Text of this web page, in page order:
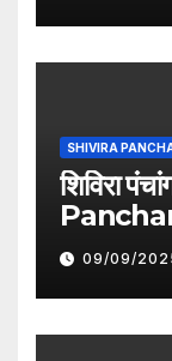
SHIVIRA
शिविरा
09/09/